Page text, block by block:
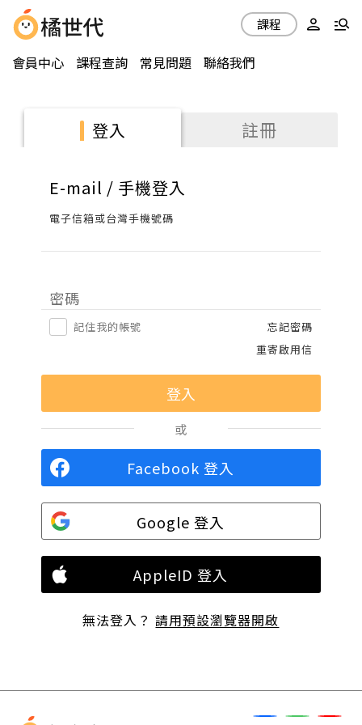
會員中心 課程查詢 常見問題 聯絡我們
課程
登入 註冊
E-mail / 手機登入
電子信箱或台灣手機號碼
密碼
記住我的帳號
忘記密碼
重寄啟用信
或
Facebook 登入
Google 登入
AppleID 登入
無法登入？請用預設瀏覽器開啟